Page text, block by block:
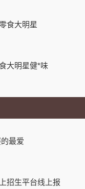
食大明星
大明星健*味
最爱
招生平台线上报